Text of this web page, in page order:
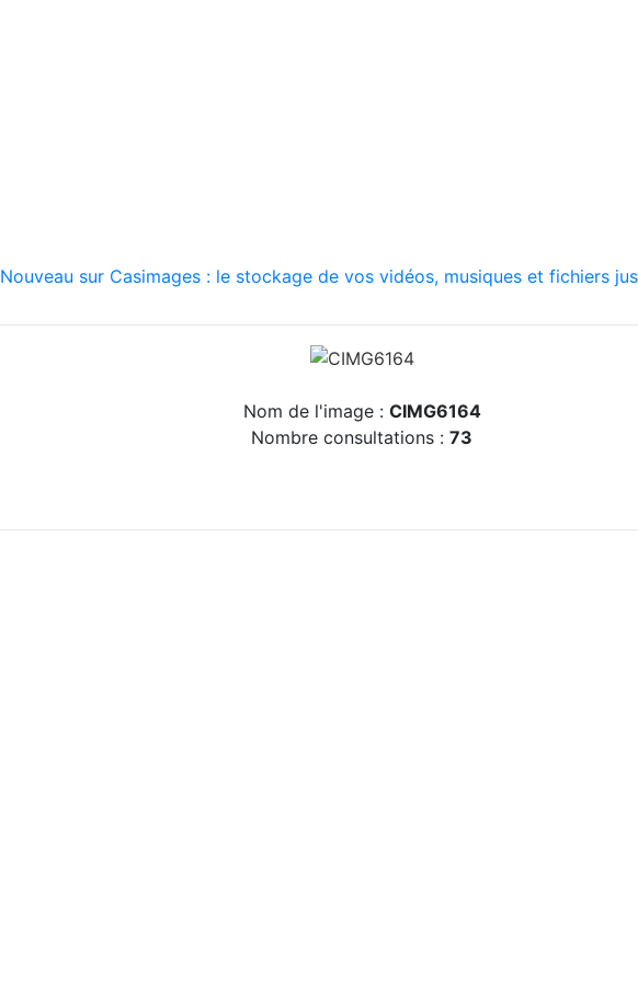
Nouveau sur Casimages : le stockage de vos vidéos, musiques et fichiers
Nom de l'image : CIMG6164
Nombre consultations : 73